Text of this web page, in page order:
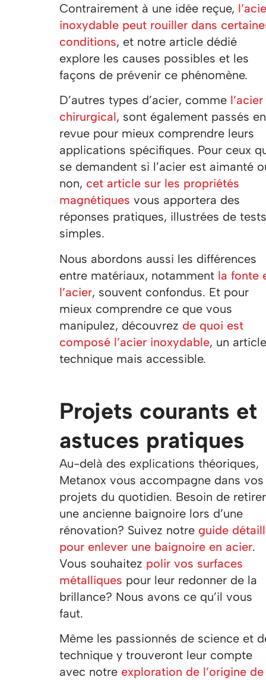
Contrairement à une idée reçue,
inoxydable peut rouiller dans
conditions, et notre article dédié
explore les causes possibles et les
façons de prévenir ce phénomène.
D’autres types d’acier, comme l’acier
chirurgical, sont également passés en
revue pour mieux comprendre leurs
applications spécifiques. Pour ceux
se demandent si l’acier est aimanté
non, cet article sur les propriétés
magnétiques vous apportera des
réponses pratiques, illustrées de tests
simples.
Nous abordons aussi les différences
entre matériaux, notamment la fonte
l’acier, souvent confondus. Et pour
mieux comprendre ce que vous
manipulez, découvrez de quoi est
composé l’acier inoxydable, un article
technique mais accessible.
Projets courants et
astuces pratiques
Au-delà des explications théoriques,
Metanox vous accompagne dans vos
projets du quotidien. Besoin de retirer
une ancienne baignoire lors d’une
rénovation? Suivez notre guide
pour enlever une baignoire en acier.
Vous souhaitez polir vos surfaces
métalliques pour leur redonner de la
brillance? Nous avons ce qu’il vous
faut.
Même les passionnés de science et
technique y trouveront leur compte
avec notre exploration de l’origine de